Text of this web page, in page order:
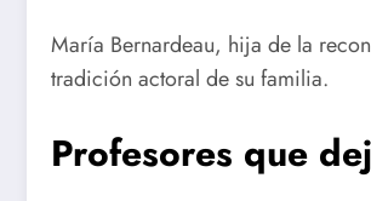
María Bernardeau, hija de la
tradición actoral de su familia.
Profesores que